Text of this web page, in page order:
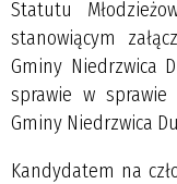
Statutu
stanowiącym
Gminy Niedrzwica
sprawie w sprawie
Gminy Niedrzwica
Kandydatem na